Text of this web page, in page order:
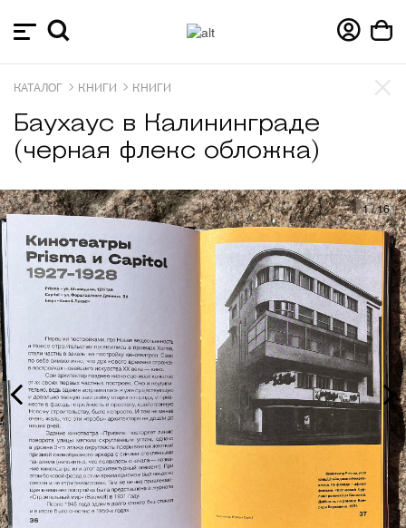
КАТАЛОГ КНИГИ КНИГИ
Баухаус в Калининграде
(черная флекс обложка)
1/16